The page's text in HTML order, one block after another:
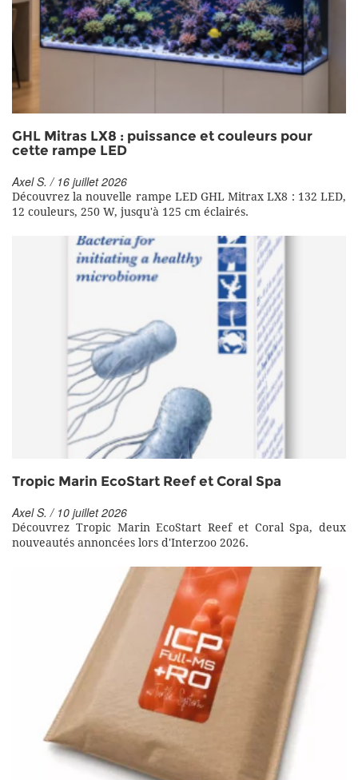
GHL Mitras LX8 : puissance et couleurs pour
cette rampe LED
Axel S. / 16 juillet 2026
Découvrez la nouvelle rampe LED GHL Mitrax LX8 : 132 LED,
12 couleurs, 250 W, jusqu'à 125 cm éclairés.
Tropic Marin EcoStart Reef et Coral Spa
Axel S. / 10 juillet 2026
Découvrez Tropic Marin EcoStart Reef et Coral Spa, deux
nouveautés annoncées lors d'Interzoo 2026.